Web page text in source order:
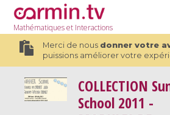
Mathématiqueset Interactions
Merci de nous donner votre
puissions améliorer votre
COLLECTION
School 2011 -